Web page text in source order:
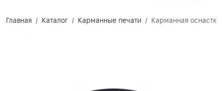
Главная Каталог Карманные печати Карманная